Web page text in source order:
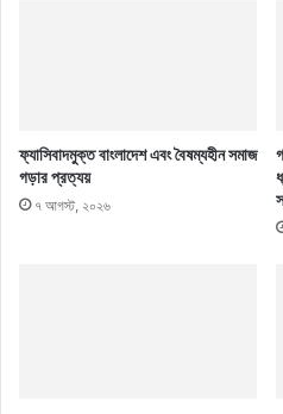
ফ্যাসিবাদমুক্ত বাংলাদেশ এবং বৈষম্যহীন সমাজ
গড়ার প্রত্যয়
৭ আগস্ট, ২০২৬